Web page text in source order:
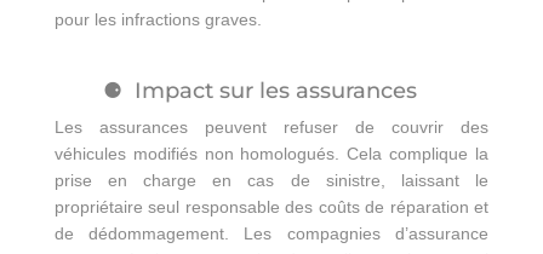
pour les infractions graves.
Impact sur les assurances
Les assurances peuvent refuser de couvrir des
véhicules modifiés non homologués. Cela complique la
prise en charge en cas de sinistre, laissant le
propriétaire seul responsable des coûts de réparation et
de dédommagement. Les compagnies d’assurance